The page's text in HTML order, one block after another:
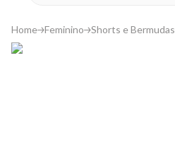
Home Feminino Shorts e Bermudas